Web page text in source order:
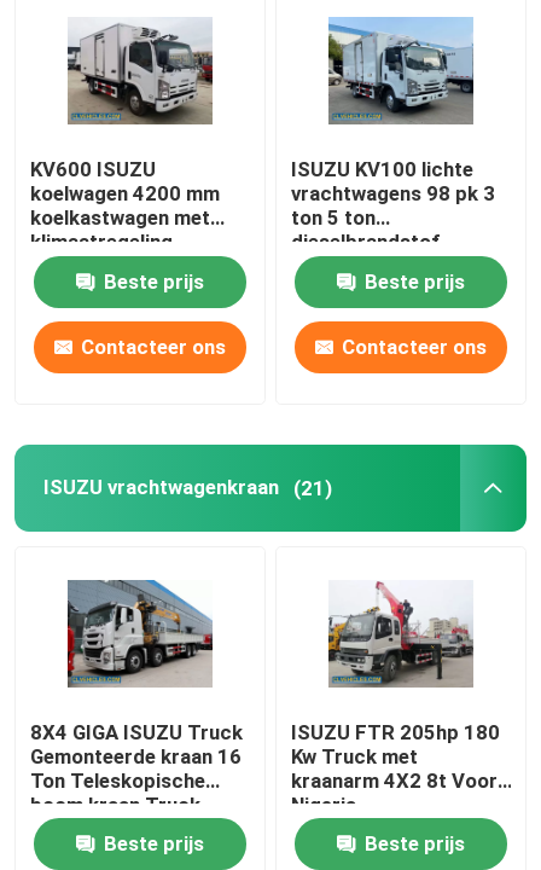
KV600 ISUZU
koelwagen 4200 mm
koelkastwagen met
klimaatregeling
Beste prijs
Contacteer ons
ISUZU KV100 lichte
vrachtwagens 98 pk 3
ton 5 ton
dieselbrandstof
Beste prijs
Contacteer ons
ISUZU vrachtwagenkraan (21)
8X4 GIGA ISUZU Truck
Gemonteerde kraan 16
Ton Teleskopische
boom kraan Truck
Beste prijs
ISUZU FTR 205hp 180
Kw Truck met
kraanarm 4X2 8t Voor
Nigeria
Beste prijs